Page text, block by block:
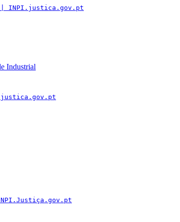
| INPI.justica.gov.pt
Industrial